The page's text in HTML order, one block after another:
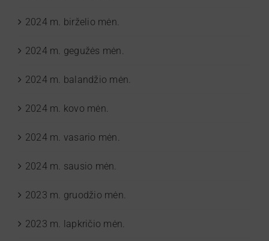
2024 m. birželio mėn.
2024 m. gegužės mėn.
2024 m. balandžio mėn.
2024 m. kovo mėn.
2024 m. vasario mėn.
2024 m. sausio mėn.
2023 m. gruodžio mėn.
2023 m. lapkričio mėn.